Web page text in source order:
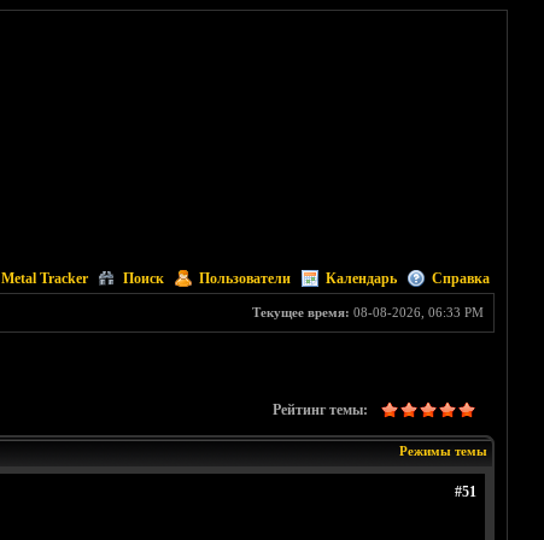
Metal Tracker Поиск Пользователи Календарь Справка
Текущее время: 08-08-2026, 06:33 PM
Рейтинг темы:
Режимы темы
#51